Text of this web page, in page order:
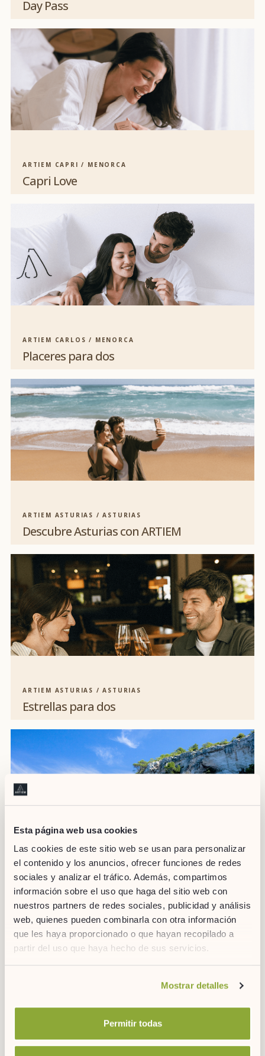
Esta página web usa cookies
Las cookies de este sitio web se usan para personalizar
el contenido y los anuncios, ofrecer funciones de redes
sociales y analizar el tráfico. Además, compartimos
información sobre el uso que haga del sitio web con
nuestros partners de redes sociales, publicidad y análisis
web, quienes pueden combinarla con otra información
que les haya proporcionado o que hayan recopilado a
partir del uso que haya hecho de sus servicios.
Mostrar detalles
Permitir todas
Day Pass
ARTIEM CAPRI / MENORCA
Capri Love
ARTIEM CARLOS / MENORCA
Placeres para dos
ARTIEM ASTURIAS / ASTURIAS
Descubre Asturias con ARTIEM
ARTIEM ASTURIAS / ASTURIAS
Estrellas para dos
ARTIEM AUDAX / MENORCA
Kayak por las cuevas de Menorca
ARTIEM ASTURIAS / ASTURIAS